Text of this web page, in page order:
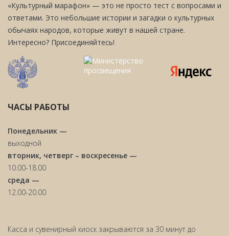
«Культурный марафон» — это не просто тест с вопросами и
ответами. Это небольшие истории и загадки о культурных
обычаях народов, которые живут в нашей стране.
Интересно? Присоединяйтесь!
ЧАСЫ РАБОТЫ
Понедельник —
выходной
вторник, четверг – воскресенье —
10.00-18.00
среда —
12.00-20.00
Касса и сувенирный киоск закрываются за 30 минут до